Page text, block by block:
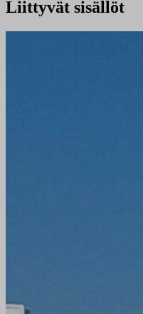
Liittyvät sisällöt